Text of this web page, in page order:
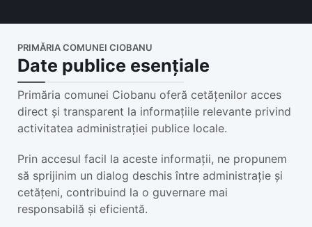
PRIMĂRIA COMUNEI CIOBANU
Date publice esențiale
Primăria comunei Ciobanu oferă cetățenilor acces
direct și transparent la informațiile relevante privind
activitatea administrației publice locale.
Prin accesul facil la aceste informații, ne propunem
să sprijinim un dialog deschis între administrație și
cetățeni, contribuind la o guvernare mai
responsabilă și eficientă.